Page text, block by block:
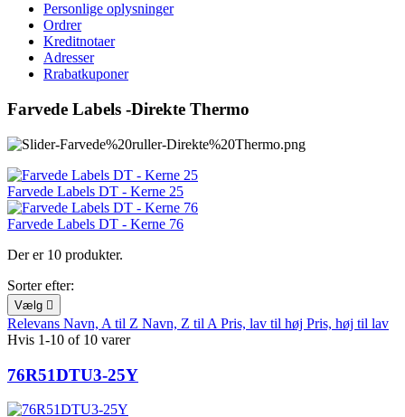
Personlige oplysninger
Ordrer
Kreditnotaer
Adresser
Rrabatkuponer
Farvede Labels -Direkte Thermo
Farvede Labels DT - Kerne 25
Farvede Labels DT - Kerne 76
Der er 10 produkter.
Sorter efter:
Vælg 
Relevans Navn, A til Z Navn, Z til A Pris, lav til høj Pris, høj til lav
Hvis 1-10 of 10 varer
76R51DTU3-25Y